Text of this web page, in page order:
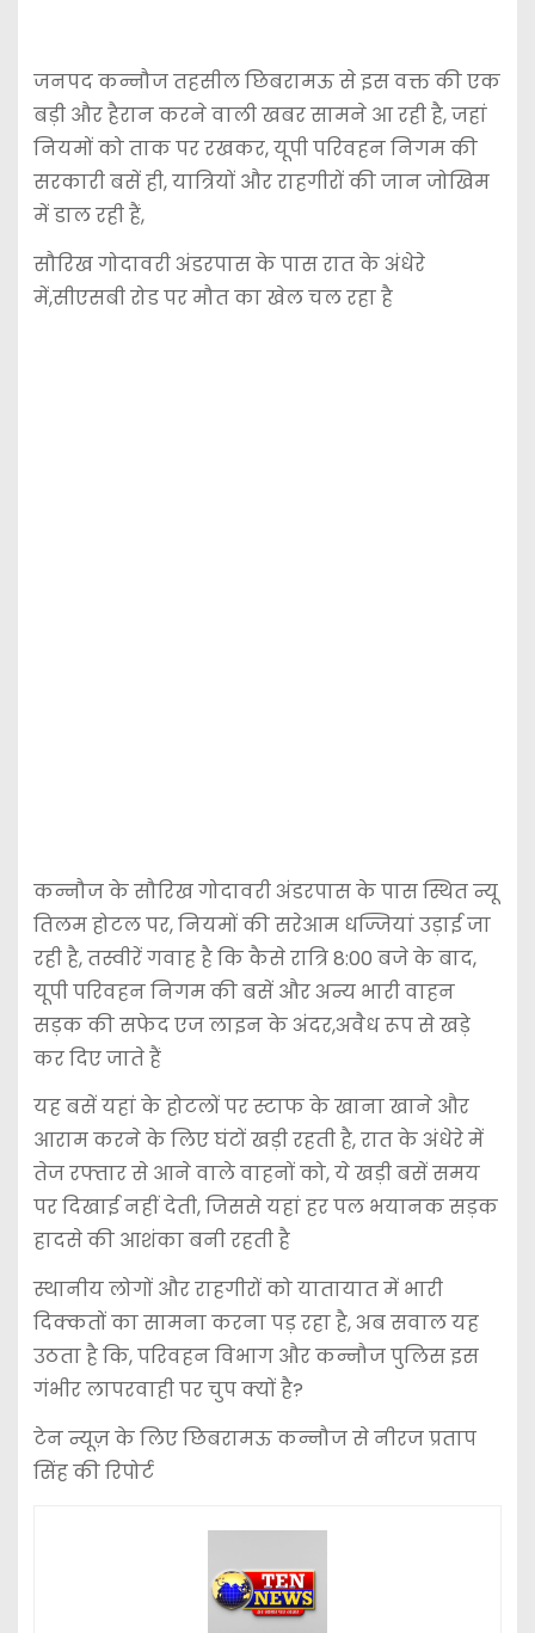
जनपद कन्नौज तहसील छिबरामऊ से इस वक्त की एक
बड़ी और हैरान करने वाली खबर सामने आ रही है, जहां
नियमों को ताक पर रखकर, यूपी परिवहन निगम की
सरकारी बसें ही, यात्रियों और राहगीरों की जान जोखिम
में डाल रही हैं,
सौरिख गोदावरी अंडरपास के पास रात के अंधेरे
में,सीएसबी रोड पर मौत का खेल चल रहा है
कन्नौज के सौरिख गोदावरी अंडरपास के पास स्थित न्यू
तिलम होटल पर, नियमों की सरेआम धज्जियां उड़ाई जा
रही है, तस्वीरें गवाह है कि कैसे रात्रि 8:00 बजे के बाद,
यूपी परिवहन निगम की बसें और अन्य भारी वाहन
सड़क की सफेद एज लाइन के अंदर,अवैध रूप से खड़े
कर दिए जाते हैं
यह बसें यहां के होटलों पर स्टाफ के खाना खाने और
आराम करने के लिए घंटों खड़ी रहती है, रात के अंधेरे में
तेज रफ्तार से आने वाले वाहनों को, ये खड़ी बसें समय
पर दिखाई नहीं देती, जिससे यहां हर पल भयानक सड़क
हादसे की आशंका बनी रहती है
स्थानीय लोगों और राहगीरों को यातायात में भारी
दिक्कतों का सामना करना पड़ रहा है, अब सवाल यह
उठता है कि, परिवहन विभाग और कन्नौज पुलिस इस
गंभीर लापरवाही पर चुप क्यों है?
टेन न्यूज़ के लिए छिबरामऊ कन्नौज से नीरज प्रताप
सिंह की रिपोर्ट